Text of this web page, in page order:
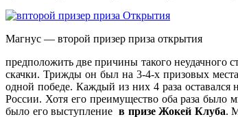
Магнус — второй призер приза открытия
предположить две причины такого неудачного
скачки. Трижды он был на 3-4-х призовых
одной победе. Каждый из них 4 раза
России. Хотя его преимущество оба раза
было его выступлениев призе Жокей Клуба.